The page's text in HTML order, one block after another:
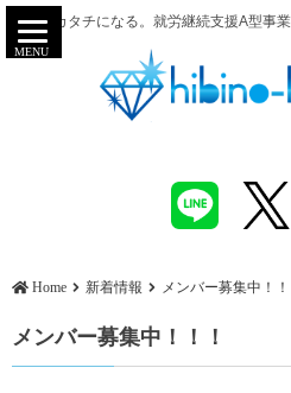
努力がカタチになる。就労継続支援A型事
Home 新着情報 メンバー募集中！！
メンバー募集中！！！
MENU